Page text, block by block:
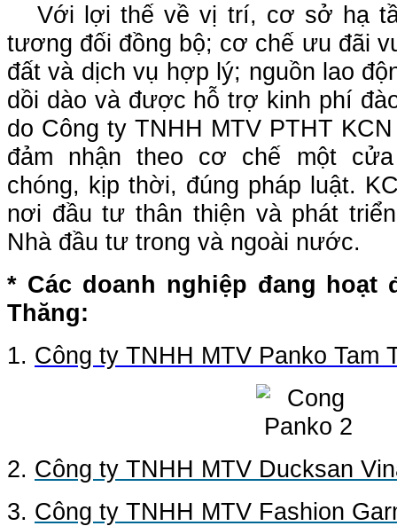
Với lợi thế về vị trí, cơ sở hạ
tương đối đồng bộ; cơ chế ưu đãi
đất và dịch vụ hợp lý; nguồn lao
dồi dào và được hỗ trợ kinh phí
do Công ty TNHH MTV PTHT
đảm nhận theo cơ chế một
chóng, kịp thời, đúng pháp luật.
nơi đầu tư thân thiện và phát
Nhà đầu tư trong và ngoài nước.
* Các doanh nghiệp đang hoạt
Thăng:
1. Công ty TNHH MTV Panko Tam
2. Công ty TNHH MTV Ducksan
3. Công ty TNHH MTV Fashion